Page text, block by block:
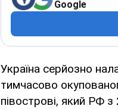
Google
Україна серйозно
тимчасово
півострові, який РФ